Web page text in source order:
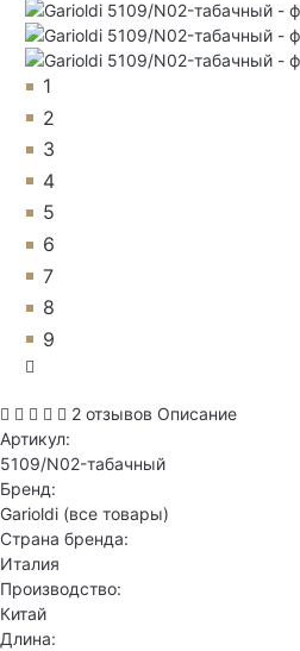
1
2
3
4
5
6
7
8
9
2 отзывов Описание
Артикул:
5109/N02-табачный
Бренд:
Garioldi (все товары)
Страна бренда:
Италия
Производство:
Китай
Длина: